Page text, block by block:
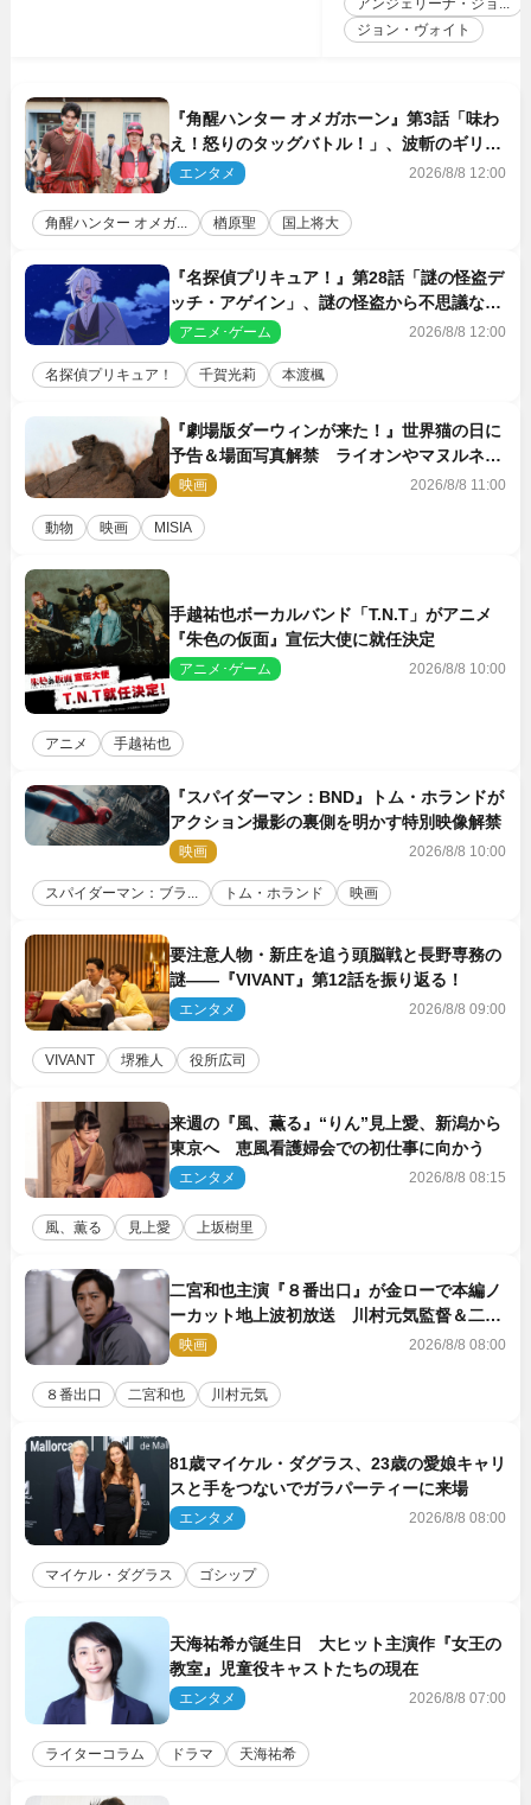
アンジェリーナ・ジョ...
ジョン・ヴォイト
『角醒ハンター オメガホーン』第3話「味わ
え！怒りのタッグバトル！」、波斬のギリコ
がハンターバトルを挑んできた！
エンタメ 2026/8/8 12:00
角醒ハンター オメガ... 楢原聖 国上将大
『名探偵プリキュア！』第28話「謎の怪盗デ
ッチ・アゲイン」、謎の怪盗から不思議な予
告状が届く
アニメ･ゲーム 2026/8/8 12:00
名探偵プリキュア！ 千賀光莉 本渡楓
『劇場版ダーウィンが来た！』世界猫の日に
予告＆場面写真解禁 ライオンやマヌルネコ
の赤ちゃんが大集合
映画 2026/8/8 11:00
動物 映画 MISIA
手越祐也ボーカルバンド「T.N.T」がアニメ
『朱色の仮面』宣伝大使に就任決定
アニメ･ゲーム 2026/8/8 10:00
アニメ 手越祐也
『スパイダーマン：BND』トム・ホランドが
アクション撮影の裏側を明かす特別映像解禁
映画 2026/8/8 10:00
スパイダーマン：ブラ... トム・ホランド 映画
要注意人物・新庄を追う頭脳戦と長野専務の
謎――『VIVANT』第12話を振り返る！
エンタメ 2026/8/8 09:00
VIVANT 堺雅人 役所広司
来週の『風、薫る』“りん”見上愛、新潟から
東京へ 恵風看護婦会での初仕事に向かう
エンタメ 2026/8/8 08:15
風、薫る 見上愛 上坂樹里
二宮和也主演『８番出口』が金ローで本編ノ
ーカット地上波初放送 川村元気監督＆二宮
コメント到着
映画 2026/8/8 08:00
８番出口 二宮和也 川村元気
81歳マイケル・ダグラス、23歳の愛娘キャリ
スと手をつないでガラパーティーに来場
エンタメ 2026/8/8 08:00
マイケル・ダグラス ゴシップ
天海祐希が誕生日 大ヒット主演作『女王の
教室』児童役キャストたちの現在
エンタメ 2026/8/8 07:00
ライターコラム ドラマ 天海祐希